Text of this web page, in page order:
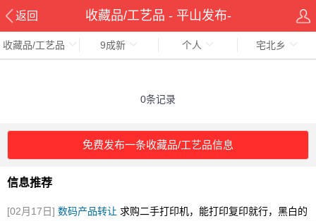
返回 收藏品/工艺品 - 平山发布-
pingshanxian.com
收藏品/工艺品 9成新 个人 宅北乡
0条记录
免费发布一条收藏品/工艺品信息
信息推荐
[02月17日] 数码产品转让 求购二手打印机，能打印复印就行，黑白的